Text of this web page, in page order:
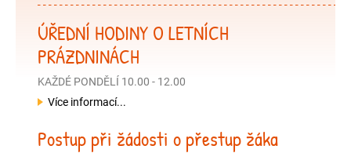
ÚŘEDNÍ HODINY O LETNÍCH
PRÁZDNINÁCH
KAŽDÉ PONDĚLÍ 10.00 - 12.00
Více informací...
Postup při žádosti o přestup žáka